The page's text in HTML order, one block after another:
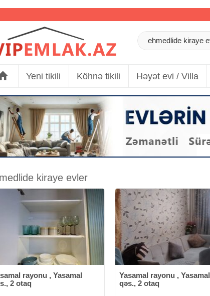
Yeni tikili Köhnə tikili Həyət evi / Villa
kiraye evler
rayonu , Yasamal
2 otaq
Yasamal rayonu , Yasamal
qəs., 2 otaq